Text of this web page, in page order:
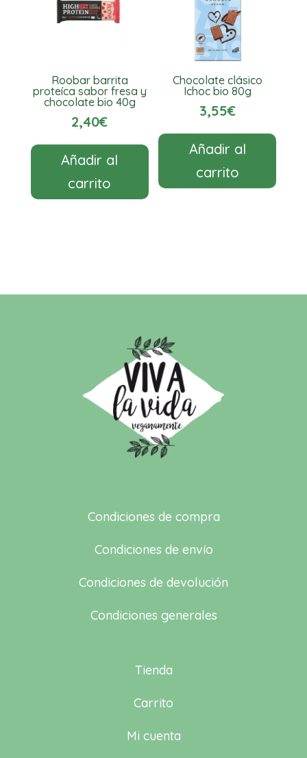
Roobar barrita
proteíca sabor fresa y
chocolate bio 40g
2,40€
Añadir al
carrito
Chocolate clásico
Ichoc bio 80g
3,55€
Añadir al
carrito
Condiciones de compra
Condiciones de envío
Condiciones de devolución
Condiciones generales
Tienda
Carrito
Mi cuenta